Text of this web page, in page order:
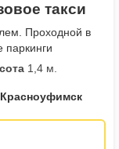
такси
Проходной в
паркинги
1,4 м.